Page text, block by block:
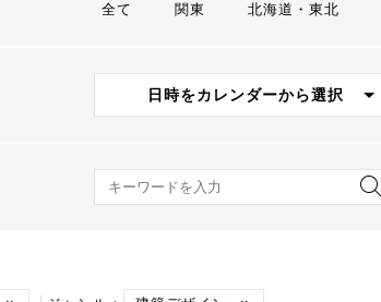
全て 関東 北海道・東北
日時をカレンダーから選択
キーワード検索